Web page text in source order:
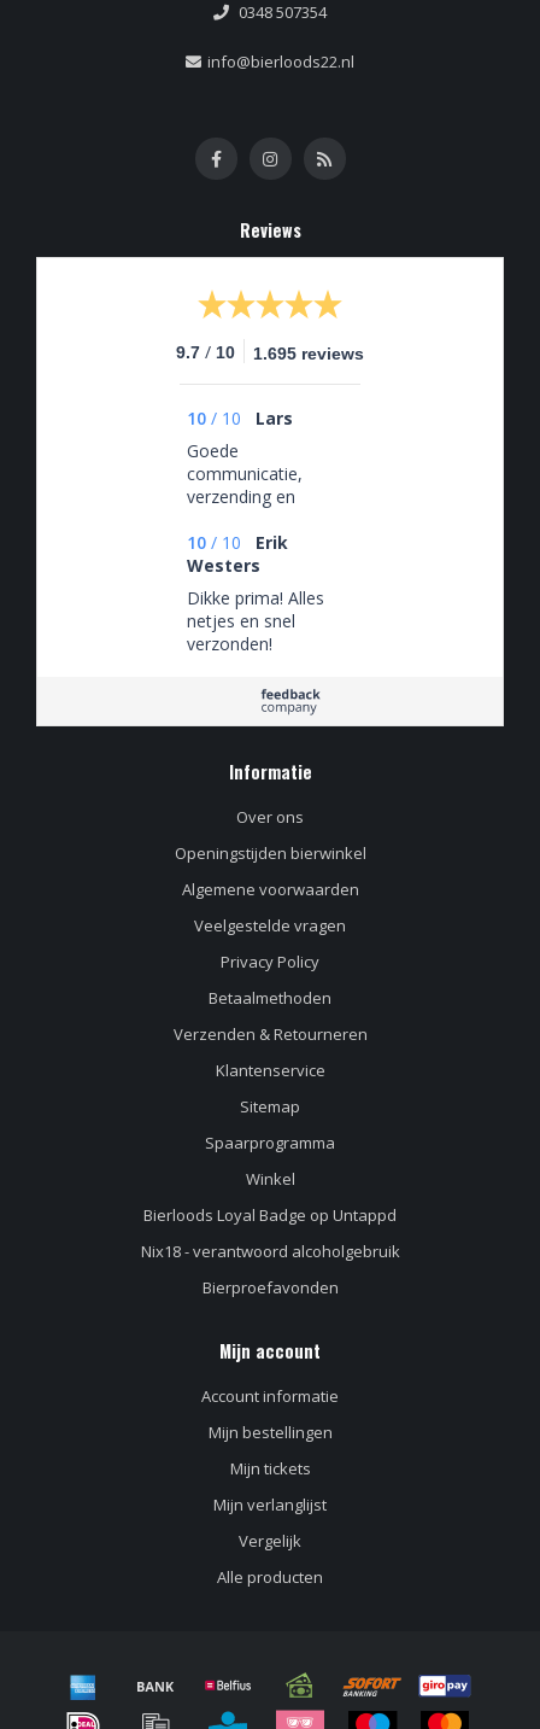
0348 507354
info@bierloods22.nl
Reviews
9.7 / 10 1.695 reviews
10 / 10
Lars
Goede
communicatie,
verzending en
bieren!
10 / 10
Erik
Westers
Dikke prima! Alles
netjes en snel
verzonden!
Informatie
Over ons
Openingstijden bierwinkel
Algemene voorwaarden
Veelgestelde vragen
Privacy Policy
Betaalmethoden
Verzenden & Retourneren
Klantenservice
Sitemap
Spaarprogramma
Winkel
Bierloods Loyal Badge op Untappd
Nix18 - verantwoord alcoholgebruik
Bierproefavonden
Mijn account
Account informatie
Mijn bestellingen
Mijn tickets
Mijn verlanglijst
Vergelijk
Alle producten